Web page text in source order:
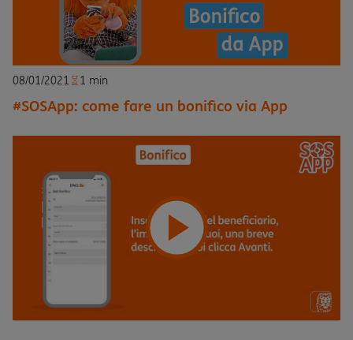
08/01/2021 1 min
#SOSApp: come fare un bonifico via App